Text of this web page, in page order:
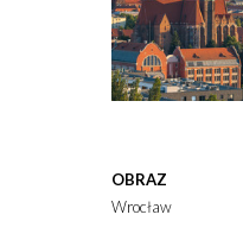
OBRAZ
Wrocław